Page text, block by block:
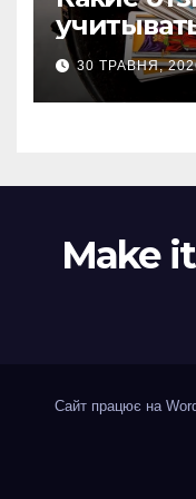
гадалки в
30 ТРАВНЯ,
Make
Сайт працює на